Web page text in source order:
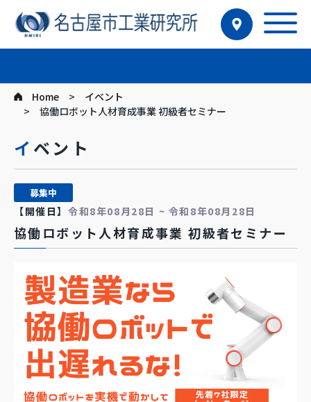
Home
イベント
協働ロボット人材育成事業 初級者セミナー
イベント
募集中
【開催日】 令和8年08月28日 ~ 令和8年08月28日
協働ロボット人材育成事業 初級者セミナー